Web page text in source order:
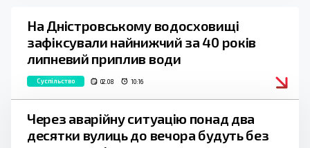
На Дністровському водосховищі
зафіксували найнижчий за 40 років
липневий приплив води
Суспільство 02.08 10:16
Через аварійну ситуацію понад два
десятки вулиць до вечора будуть без